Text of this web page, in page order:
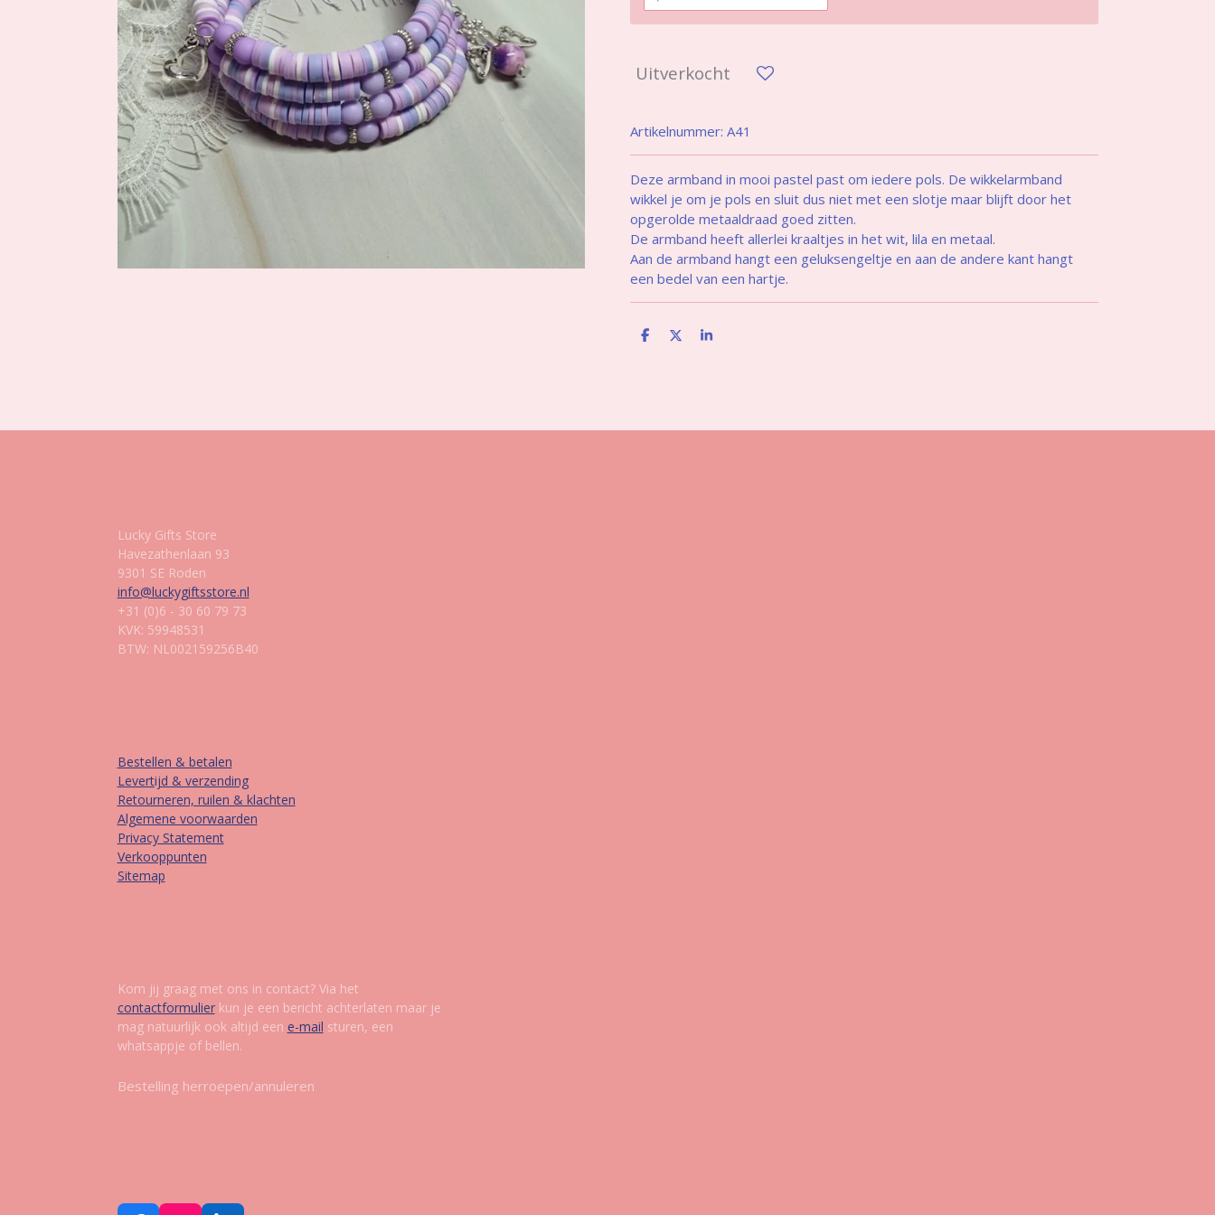
Uitverkocht
Artikelnummer: A41
Deze armband in mooi pastel past om iedere pols. De wikkelarmband
wikkel je om je pols en sluit dus niet met een slotje maar blijft door het
opgerolde metaaldraad goed zitten.
De armband heeft allerlei kraaltjes in het wit, lila en metaal.
Aan de armband hangt een geluksengeltje en aan de andere kant hangt
een bedel van een hartje.
D
D
S
Lucky Gifts Store
Havezathenlaan 93
9301 SE Roden
info@luckygiftsstore.nl
+31 (0)6 - 30 60 79 73
KVK: 59948531
BTW: NL002159256B40
Bestellen & betalen
Levertijd & verzending
Retourneren, ruilen & klachten
Algemene voorwaarden
Privacy Statement
Verkooppunten
Sitemap
Kom jij graag met ons in contact? Via het
contactformulierkun je een bericht achterlaten maar je
mag natuurlijk ook altijd een e-mail sturen, een
whatsappje of bellen.
Bestelling herroepen/annuleren